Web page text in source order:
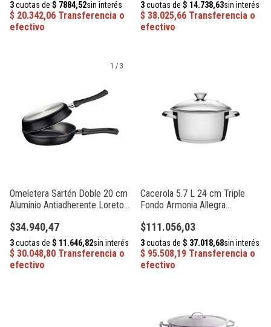
1 / 3
Omeletera Sartén Doble 20 cm
Aluminio Antiadherente Loreto
$34.940,47
Cacerola 5.7 L 24 cm Triple
Fondo Armonia Allegra
$111.056,03